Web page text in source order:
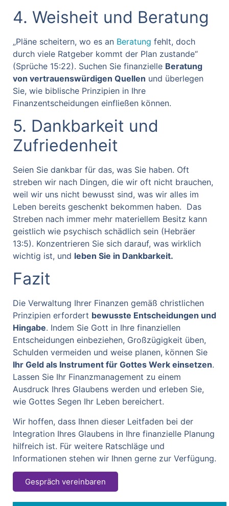
4. Weisheit und Beratung
„Pläne scheitern, wo es an Beratung fehlt, doch
durch viele Ratgeber kommt der Plan zustande“
(Sprüche 15:22). Suchen Sie finanzielle Beratung
von vertrauenswürdigen Quellen und überlegen
Sie, wie biblische Prinzipien in Ihre
Finanzentscheidungen einfließen können.
5. Dankbarkeit und
Zufriedenheit
Seien Sie dankbar für das, was Sie haben. Oft
streben wir nach Dingen, die wir oft nicht brauchen,
weil wir uns nicht bewusst sind, was wir alles im
Leben bereits geschenkt bekommen haben. Das
Streben nach immer mehr materiellem Besitz kann
geistlich wie psychisch schädlich sein (Hebräer
13:5). Konzentrieren Sie sich darauf, was wirklich
wichtig ist, und leben Sie in Dankbarkeit.
Fazit
Die Verwaltung Ihrer Finanzen gemäß christlichen
Prinzipien erfordert bewusste Entscheidungen und
Hingabe. Indem Sie Gott in Ihre finanziellen
Entscheidungen einbeziehen, Großzügigkeit üben,
Schulden vermeiden und weise planen, können Sie
Ihr Geld als Instrument für Gottes Werk einsetzen.
Lassen Sie Ihr Finanzmanagement zu einem
Ausdruck Ihres Glaubens werden und erleben Sie,
wie Gottes Segen Ihr Leben bereichert.
Wir hoffen, dass Ihnen dieser Leitfaden bei der
Integration Ihres Glaubens in Ihre finanzielle Planung
hilfreich ist. Für weitere Ratschläge und
Informationen stehen wir Ihnen gerne zur Verfügung.
Gespräch vereinbaren